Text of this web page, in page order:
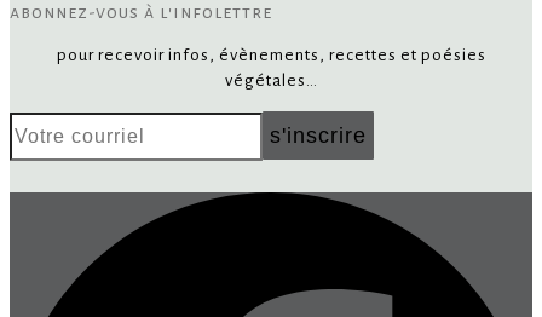
abonnez-vous à l'infolettre
pour recevoir infos, évènements, recettes et poésies
végétales…
Votre
courriel
s'inscrire